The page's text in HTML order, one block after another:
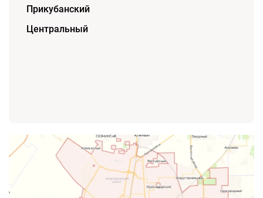
Прикубанский
Центральный